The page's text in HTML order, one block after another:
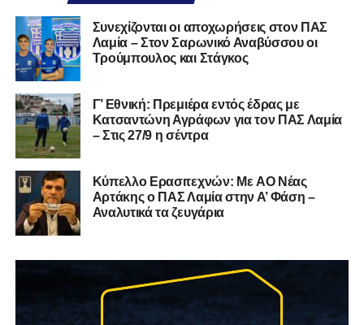
Συνεχίζονται οι αποχωρήσεις στον ΠΑΣ
Λαμία – Στον Σαρωνικό Αναβύσσου οι
Τρούμπουλος και Στάγκος
Γ’ Εθνική: Πρεμιέρα εντός έδρας με
Κατσαντώνη Αγράφων για τον ΠΑΣ Λαμία
– Στις 27/9 η σέντρα
Kύπελλο Ερασιτεχνών: Με AO Nέας
Αρτάκης ο ΠΑΣ Λαμία στην Α’ Φάση –
Αναλυτικά τα ζευγάρια